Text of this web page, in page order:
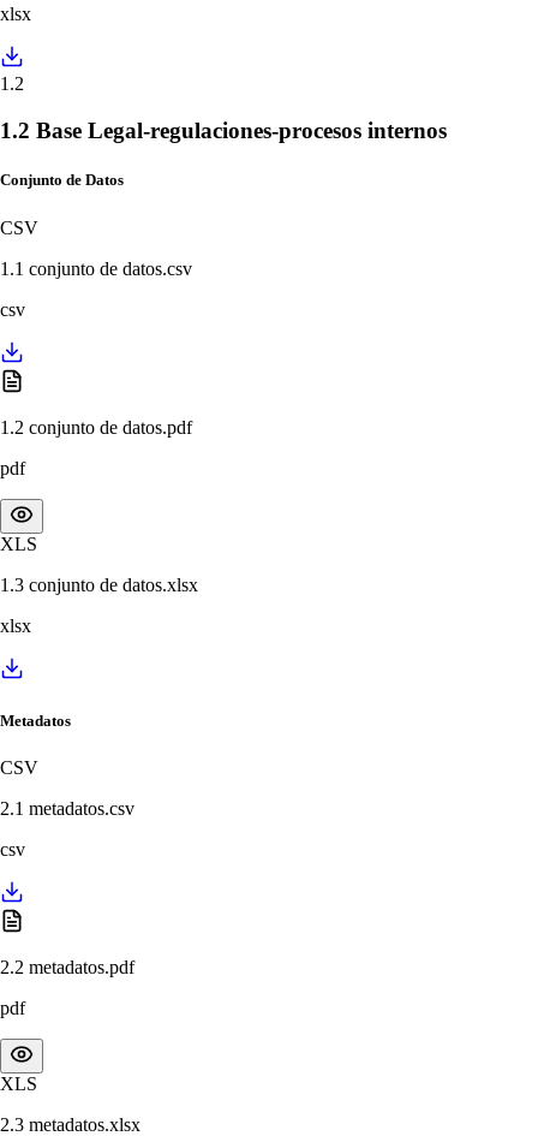
xlsx
1.2
1.2 Base Legal-regulaciones-procesos internos
Conjunto de Datos
CSV
1.1 conjunto de datos.csv
csv
1.2 conjunto de datos.pdf
pdf
XLS
1.3 conjunto de datos.xlsx
xlsx
Metadatos
CSV
2.1 metadatos.csv
csv
2.2 metadatos.pdf
pdf
XLS
2.3 metadatos.xlsx